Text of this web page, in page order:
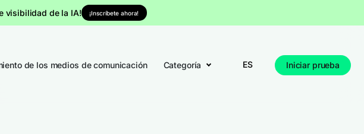
visibilidad de la IA! ¡Inscríbete ahora!
de los medios de comunicación Categoría ES Iniciar prueba